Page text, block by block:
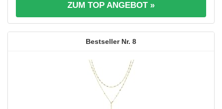
ZUM TOP ANGEBOT »
8